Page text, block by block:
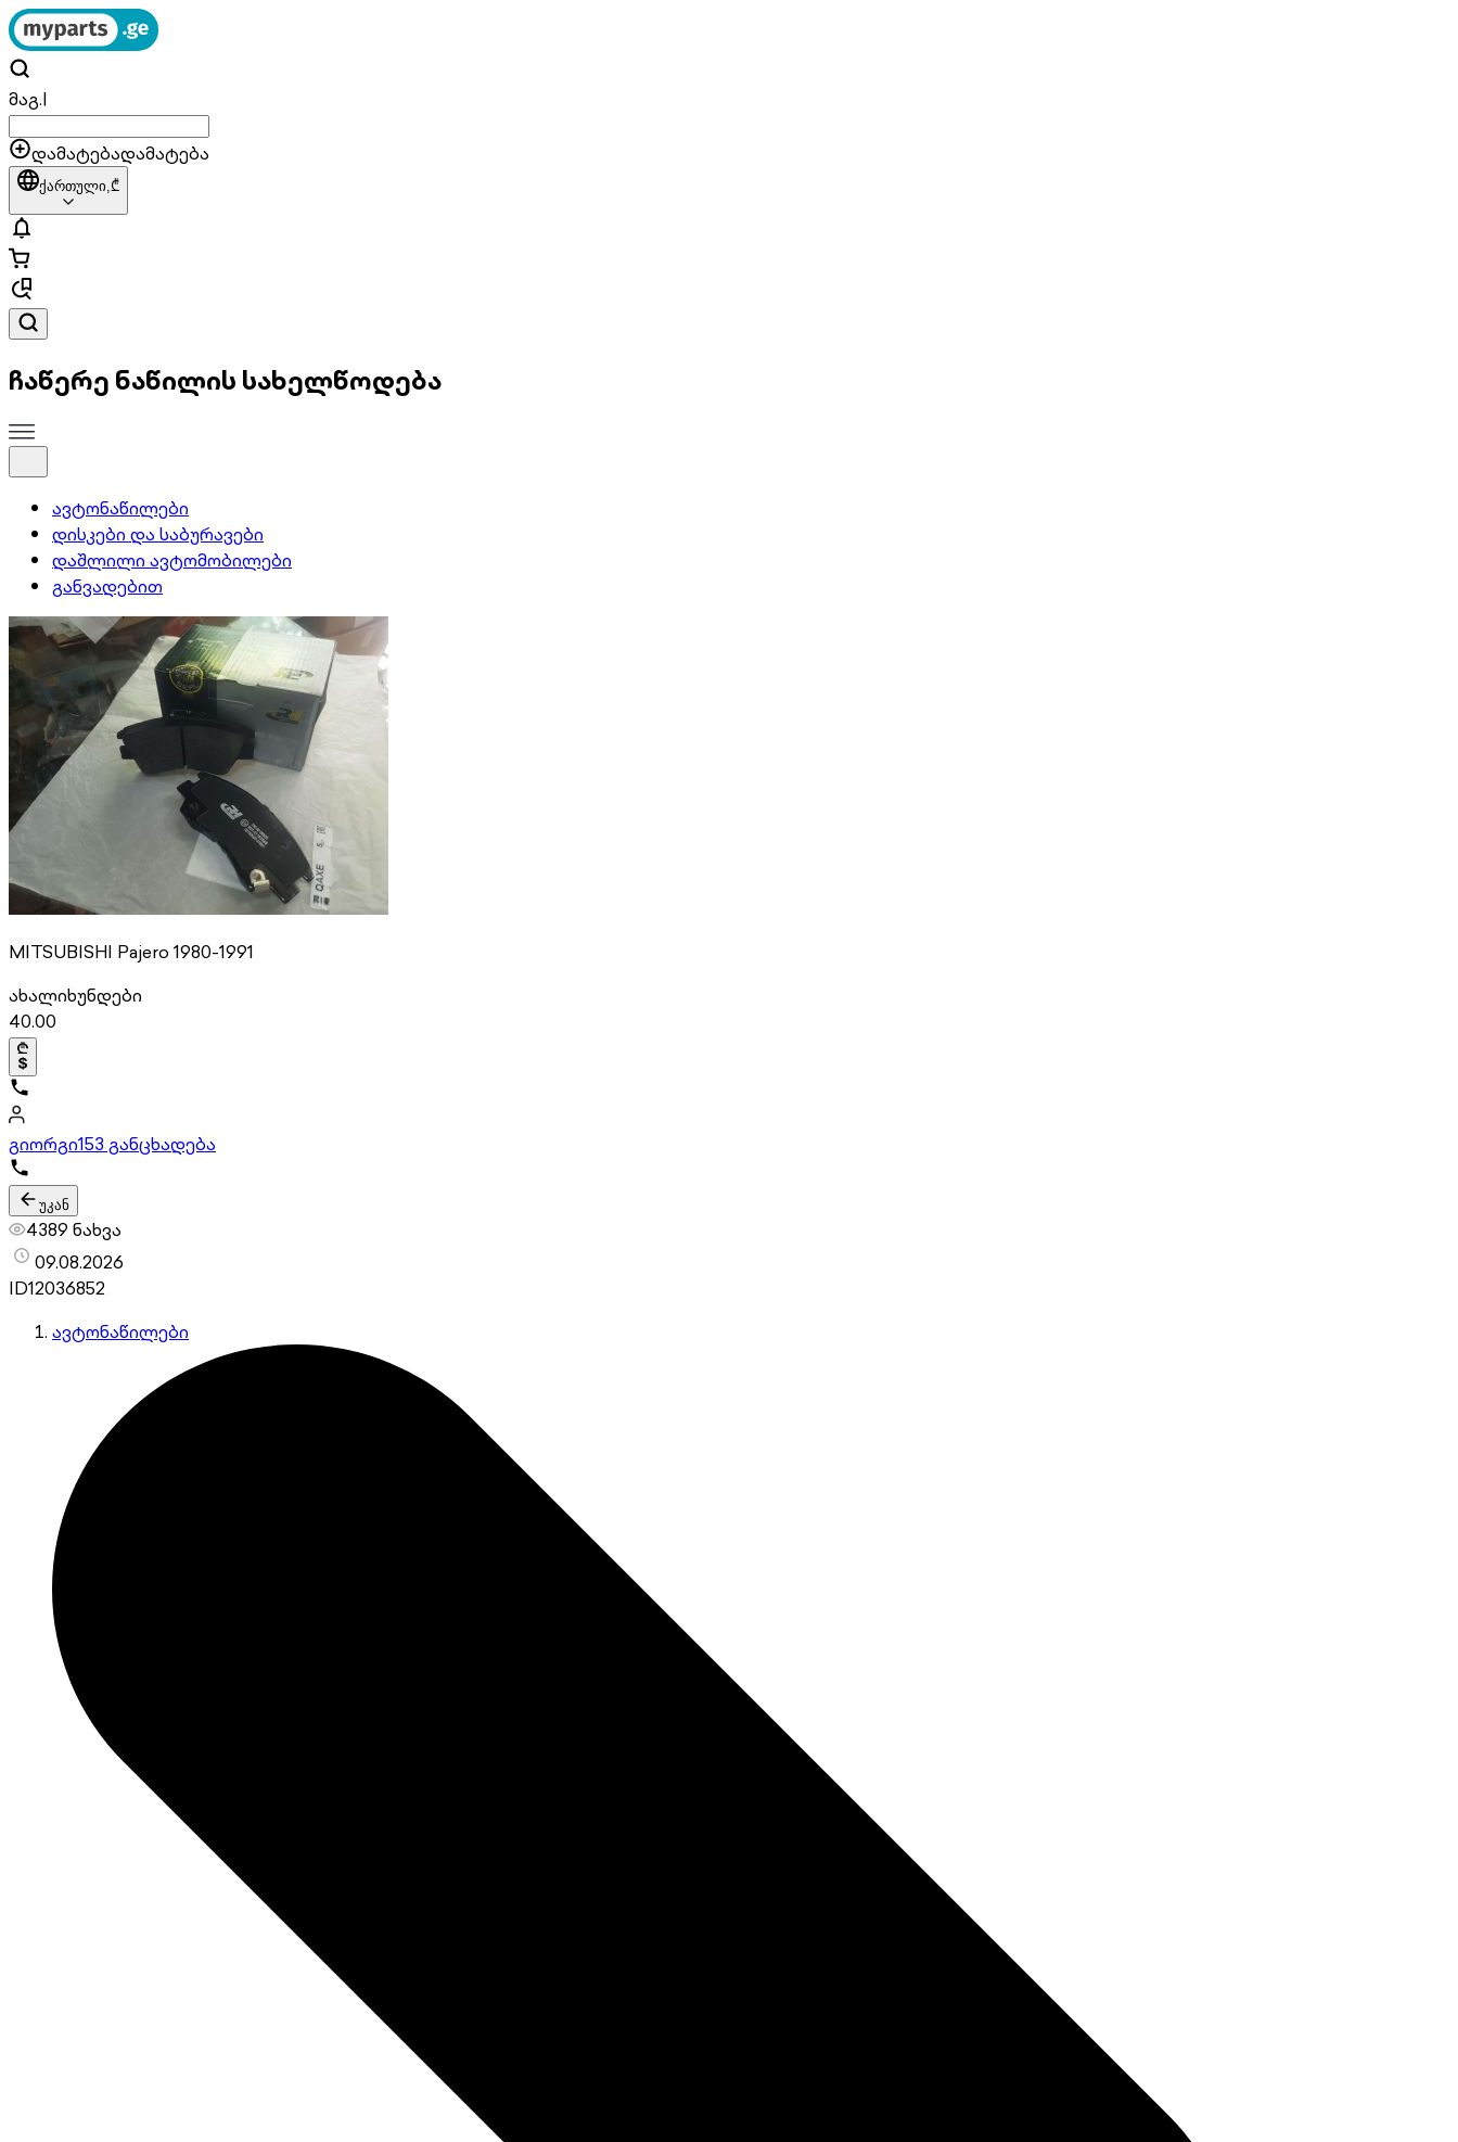
მაგ.|
დამატებადამატება
ქართული,₾
ჩაწერე ნაწილის სახელწოდება
ავტონაწილები
დისკები და საბურავები
დაშლილი ავტომობილები
განვადებით
MITSUBISHI Pajero 1980-1991
ახალიხუნდები
40.00
გიორგი153 განცხადება
უკან
4389 ნახვა
09.08.2026
ID12036852
ავტონაწილები